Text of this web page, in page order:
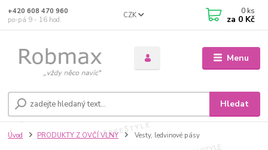
Menu
CZK
Hledat
+420 608 470 960
po-pá 9 - 16 hod.
0 ks
za 0 Kč
Úvod PRODUKTY Z OVČÍ VLNY Vesty, ledvinové pásy